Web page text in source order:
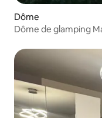
Dôme
Dôme de glamping